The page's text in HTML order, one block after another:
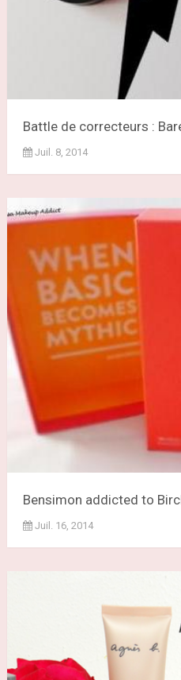
Battle de correcteurs :
Juil. 8, 2014
Bensimon addicted to
Juil. 16, 2014